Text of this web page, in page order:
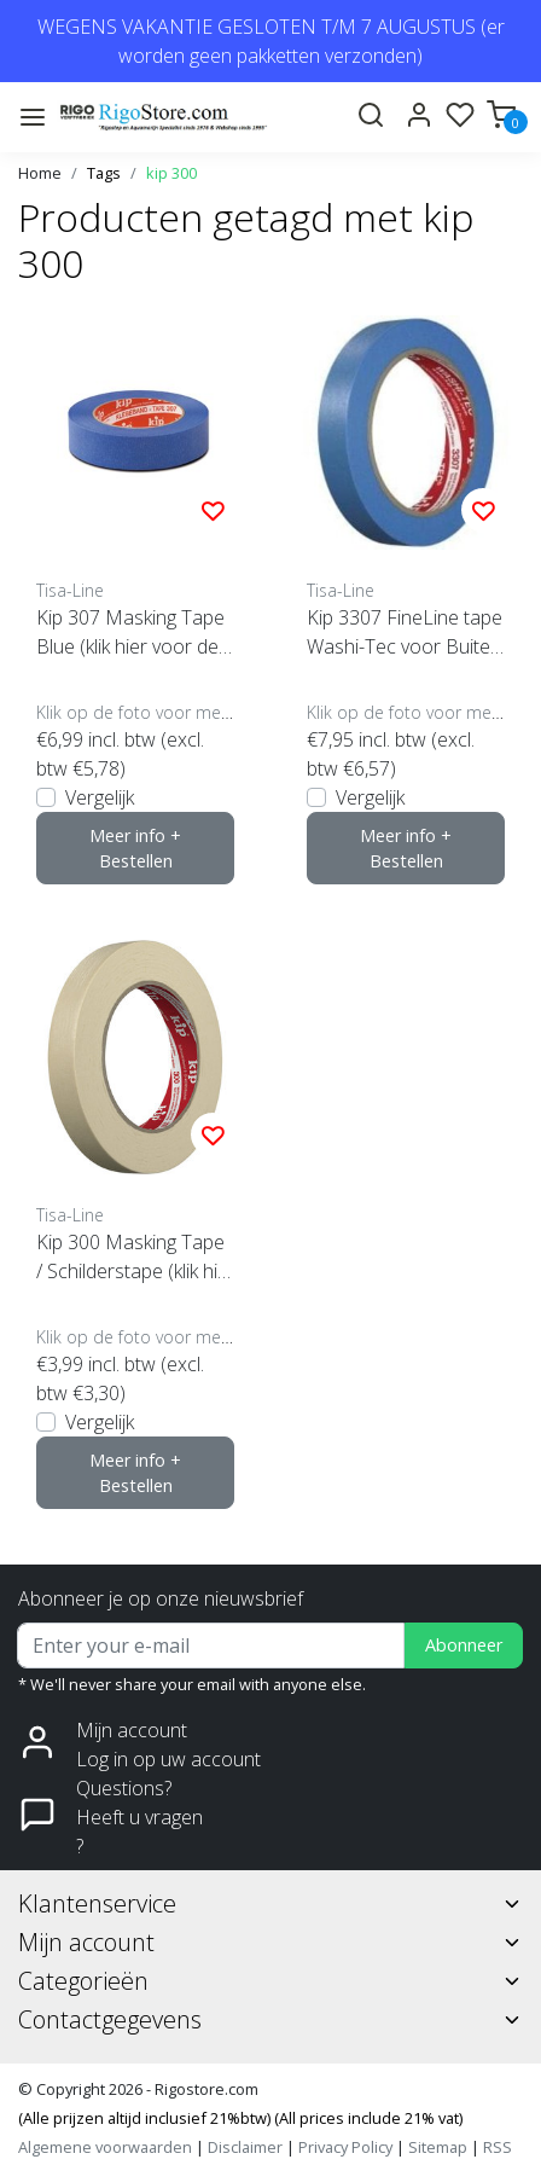
WEGENS VAKANTIE GESLOTEN T/M 7 AUGUSTUS (er
worden geen pakketten verzonden)
0
Home Tags kip 300
Producten getagd met kip
300
Tisa-Line
Kip 307 Masking Tape
Blue (klik hier voor de
€6,99 incl. btw (excl.
btw €5,78)
Vergelijk
Meer info +
Bestellen
Tisa-Line
Kip 3307 FineLine tape
Washi-Tec voor Buiten
€7,95 incl. btw (excl.
btw €6,57)
Vergelijk
Meer info +
Bestellen
Tisa-Line
Kip 300 Masking Tape
/ Schilderstape (klik hie
€3,99 incl. btw (excl.
btw €3,30)
Vergelijk
Meer info +
Bestellen
Abonneer je op onze nieuwsbrief
Abonneer
* We'll never share your email with anyone else.
Mijn account
Log in op uw account
Questions?
Heeft u vragen
?
Klantenservice
Mijn account
Categorieën
Contactgegevens
© Copyright 2026 - Rigostore.com
(Alle prijzen altijd inclusief 21%btw) (All prices include 21% vat)
Algemene voorwaarden | Disclaimer | Privacy Policy| Sitemap | RSS